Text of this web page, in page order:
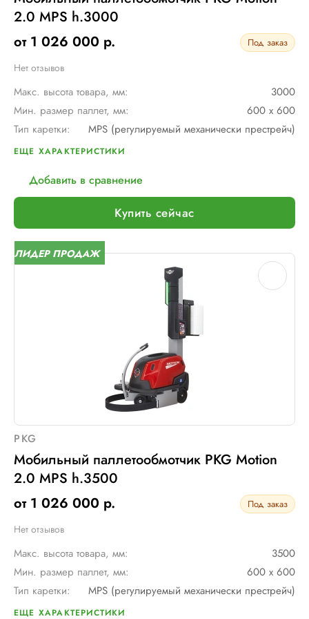
2.0 MPS h.3000
от 1 026 000 р.
Под заказ
Нет отзывов
Макс. высота товара, мм:
3000
Мин. размер паллет, мм:
600 х 600
Тип каретки:
MPS (регулируемый механически престрейч)
Скорость обмотки:
Макс. грузоподъемность, кг:
Макс. размер паллет, мм:
∞
Шир. рулона с пленкой, мм:
500
Макс. вес рулона с пленкой, кг:
Макс. внеш. диаметр рулона с пленкой, мм:
260
нет
ЕЩЕ ХАРАКТЕРИСТИКИ
Добавить в сравнение
Купить сейчас
ЛИДЕР ПРОДАЖ
PKG
Мобильный паллетообмотчик PKG Motion
2.0 MPS h.3500
от 1 026 000 р.
Под заказ
Нет отзывов
Макс. высота товара, мм:
3500
Мин. размер паллет, мм:
600 х 600
Тип каретки:
MPS (регулируемый механически престрейч)
Скорость обмотки:
ЕЩЕ ХАРАКТЕРИСТИКИ